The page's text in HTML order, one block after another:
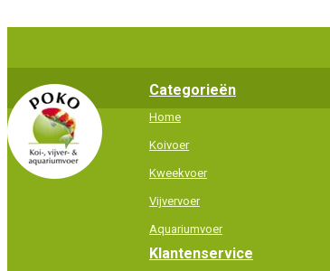
Categorieën
Home
Koivoer
Kweekvoer
Vijvervoer
Aquariumvoer
Klantenservice